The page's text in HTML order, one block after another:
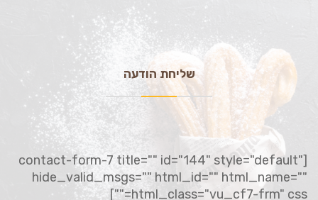
שליחת הודעה
[contact-form-7 title="" id="144" style="default"
hide_valid_msgs="" html_id="" html_name=""
html_class="vu_cf7-frm" css=""]